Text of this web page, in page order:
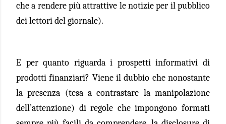
che a rendere più attrattive le notizie per il pubblico
dei lettori del giornale).
E per quanto riguarda i prospetti informativi di
prodotti finanziari? Viene il dubbio che nonostante
la presenza (tesa a contrastare la manipolazione
dell’attenzione) di regole che impongono formati